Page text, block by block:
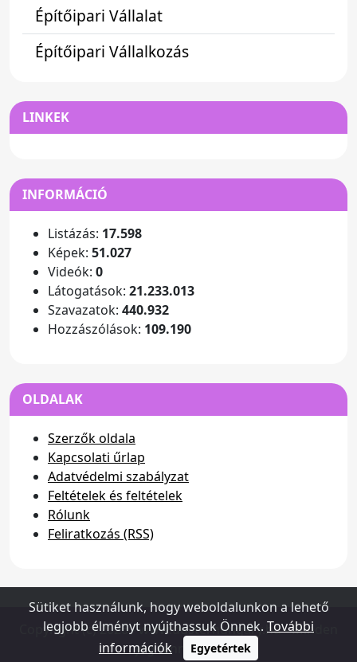
Építőipari Vállalat
Építőipari Vállalkozás
LINKEK
INFORMÁCIÓ
Listázás: 17.598
Képek: 51.027
Videók: 0
Látogatások: 21.233.013
Szavazatok: 440.932
Hozzászólások: 109.190
OLDALAK
Szerzők oldala
Kapcsolati űrlap
Adatvédelmi szabályzat
Feltételek és feltételek
Rólunk
Feliratkozás (RSS)
Copyright (c) 2026 - www.dusterhungary.hu - Minden
jog fenntartva
Sütiket használunk, hogy weboldalunkon a lehető
legjobb élményt nyújthassuk Önnek. További
információk
Egyetértek